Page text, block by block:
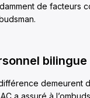
de facteurs
bilingue
demeurent
a assuré à